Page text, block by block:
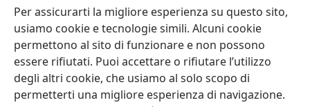
Per assicurarti la migliore esperienza su questo sito,
usiamo cookie e tecnologie simili. Alcuni cookie
permettono al sito di funzionare e non possono
essere rifiutati. Puoi accettare o rifiutare l’utilizzo
degli altri cookie, che usiamo al solo scopo di
permetterti una migliore esperienza di navigazione.
rotolo della vita dell’Agnello.+
Italiano Condividi Impostazioni
Copyright© 2026 Watch Tower Bible and Tract Society of Pennsylvania